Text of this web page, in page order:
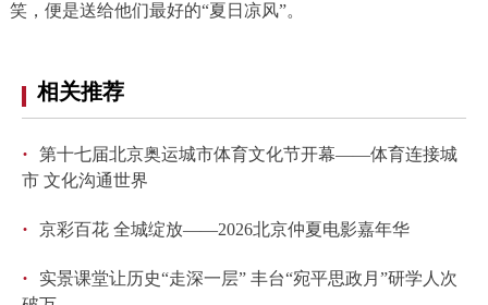
笑，便是送给他们最好的“夏日凉风”。
相关推荐
·
第十七届北京奥运城市体育文化节开幕——体育连接城
市 文化沟通世界
· 京彩百花 全城绽放——2026北京仲夏电影嘉年华
·
实景课堂让历史“走深一层” 丰台“宛平思政月”研学人次